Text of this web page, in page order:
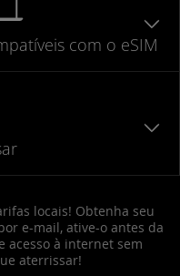
com o eSIM
locais! Obtenha seu
e-mail, ative-o antes da
acesso à internet sem
aterrissar!